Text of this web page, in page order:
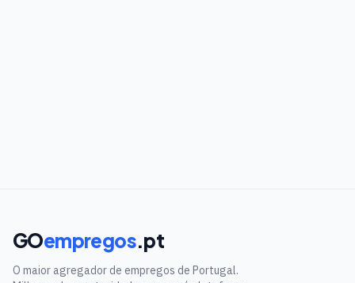
GOempregos.pt
O maior agregador de empregos de Portugal.